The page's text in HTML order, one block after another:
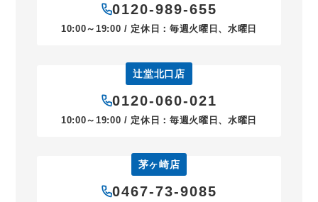
0120-989-655
10:00～19:00 / 定休日：毎週火曜日、水曜日
辻堂北口店
0120-060-021
10:00～19:00 / 定休日：毎週火曜日、水曜日
茅ヶ崎店
0467-73-9085